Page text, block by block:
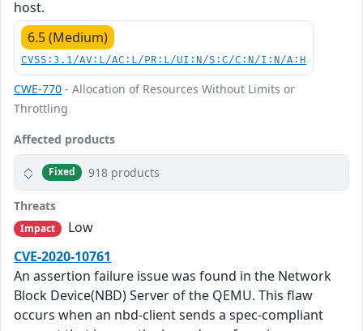
host.
6.5 (Medium)
CVSS:3.1/AV:L/AC:L/PR:L/UI:N/S:C/C:N/I:N/A:H
CWE-770 - Allocation of Resources Without Limits or
Throttling
Affected products
Fixed 918 products
Threats
Impact
Low
CVE-2020-10761
An assertion failure issue was found in the Network
Block Device(NBD) Server of the QEMU. This flaw
occurs when an nbd-client sends a spec-compliant